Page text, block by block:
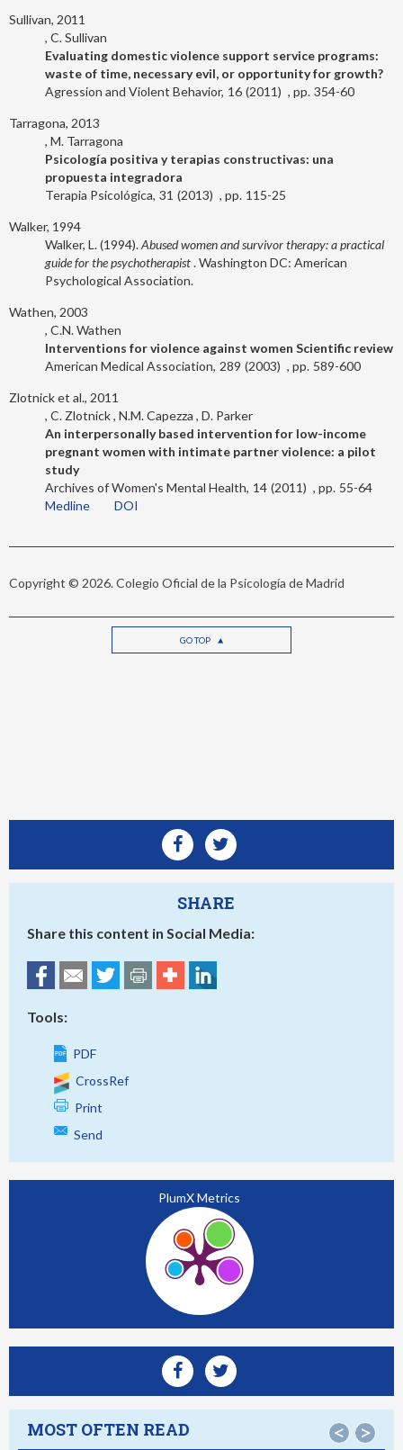
Sullivan, 2011
C. Sullivan
Evaluating domestic violence support service programs:
waste of time, necessary evil, or opportunity for growth?
Agression and Violent Behavior 16 2011 354-60
Tarragona, 2013
M. Tarragona
Psicología positiva y terapias constructivas: una
propuesta integradora
Terapia Psicológica 31 2013 115-25
Walker, 1994
Walker, L. (1994).Abused women and survivor therapy: a practical
guide for the psychotherapist. Washington DC: American
Psychological Association.
Wathen, 2003
C.N. Wathen
Interventions for violence against women Scientific review
American Medical Association 289 2003 589-600
Zlotnick et al., 2011
C. Zlotnick N.M. Capezza D. Parker
An interpersonally based intervention for low-income
pregnant women with intimate partner violence: a pilot
study
Archives of Women's Mental Health 14 2011
55-64
Medline
DOI
Copyright © 2026. Colegio Oficial de la Psicología de Madrid
GO TOP
SHARE
Share this content in Social Media:
Tools:
PDF
CrossRef
Print
Send
PlumX Metrics
MOST OFTEN READ < >